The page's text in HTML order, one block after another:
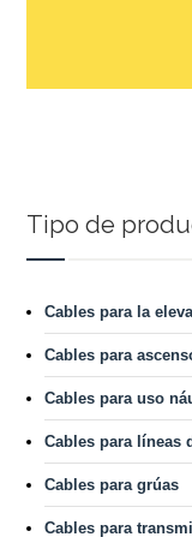
Tipo de
Cables para la
Cables para
Cables para uso
Cables para líneas
Cables para grúas
Cables para